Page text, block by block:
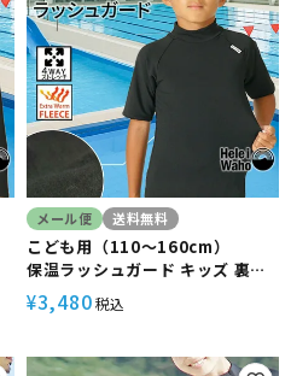
メール便 送料無料
こども用（110～160cm）
保温ラッシュガード キッズ 裏起
毛 防寒 HeleiWaho ヘレイワホ
日本製 小学生 中学生 スクール水
¥3,480税込